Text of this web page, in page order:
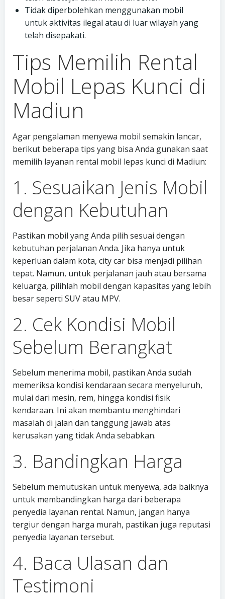
Tidak diperbolehkan menggunakan mobil
untuk aktivitas ilegal atau di luar wilayah yang
telah disepakati.
Tips Memilih Rental
Mobil Lepas Kunci di
Madiun
Agar pengalaman menyewa mobil semakin lancar,
berikut beberapa tips yang bisa Anda gunakan saat
memilih layanan rental mobil lepas kunci di Madiun:
1. Sesuaikan Jenis Mobil
dengan Kebutuhan
Pastikan mobil yang Anda pilih sesuai dengan
kebutuhan perjalanan Anda. Jika hanya untuk
keperluan dalam kota, city car bisa menjadi pilihan
tepat. Namun, untuk perjalanan jauh atau bersama
keluarga, pilihlah mobil dengan kapasitas yang lebih
besar seperti SUV atau MPV.
2. Cek Kondisi Mobil
Sebelum Berangkat
Sebelum menerima mobil, pastikan Anda sudah
memeriksa kondisi kendaraan secara menyeluruh,
mulai dari mesin, rem, hingga kondisi fisik
kendaraan. Ini akan membantu menghindari
masalah di jalan dan tanggung jawab atas
kerusakan yang tidak Anda sebabkan.
3. Bandingkan Harga
Sebelum memutuskan untuk menyewa, ada baiknya
untuk membandingkan harga dari beberapa
penyedia layanan rental. Namun, jangan hanya
tergiur dengan harga murah, pastikan juga reputasi
penyedia layanan tersebut.
4. Baca Ulasan dan
Testimoni